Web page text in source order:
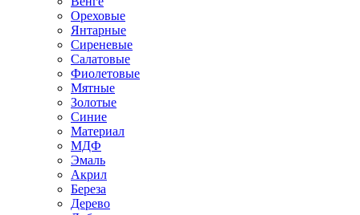
Ореховые
Янтарные
Сиреневые
Салатовые
Фиолетовые
Мятные
Золотые
Синие
Материал
МДФ
Эмаль
Акрил
Береза
Дерево